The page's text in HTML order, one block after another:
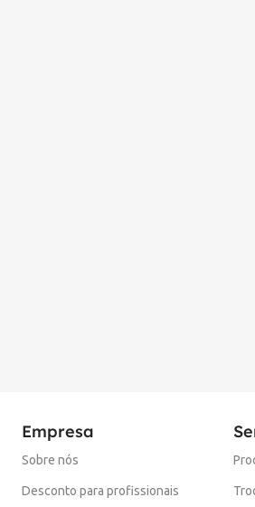
Empresa
Sobre nós
Desconto para profissionais